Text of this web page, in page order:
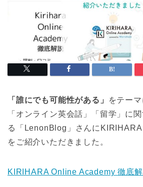
「誰にでも可能性がある」
をテー
「オンライン英会話」「留学」に
る「LenonBlog」さんに
をご紹介いただきました。
KIRIHARA Online Academy 徹底解